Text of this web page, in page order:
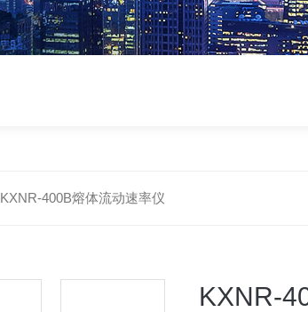
KXNR-400B熔体流动速率仪
KXNR-